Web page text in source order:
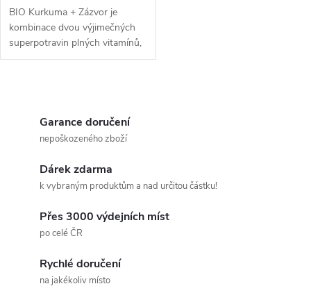
BIO Kurkuma + Zázvor je
kombinace dvou výjimečných
superpotravin plných vitamínů,
minerálů a
Garance doručení
nepoškozeného zboží
Dárek zdarma
k vybraným produktům a nad určitou částku!
Přes 3000 výdejních míst
po celé ČR
Rychlé doručení
na jakékoliv místo